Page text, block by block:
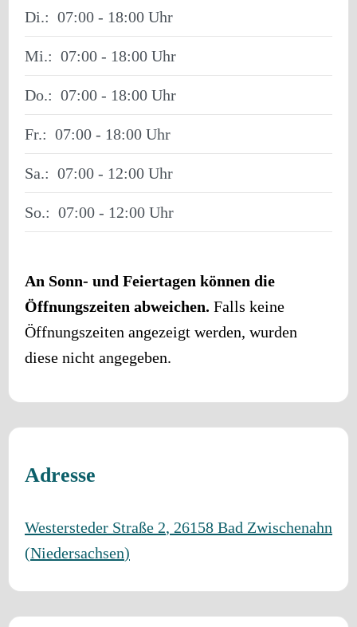
Di.: 07:00 - 18:00
Mi.: 07:00 - 18:00
Do.: 07:00 - 18:00
Fr.: 07:00 - 18:00
Sa.: 07:00 - 12:00
So.: 07:00 - 12:00
An Sonn- und Feiertagen können die
Öffnungszeiten abweichen. Falls keine
Öffnungszeiten angezeigt werden, wurden
diese nicht angegeben.
Adresse
Westersteder Straße 2, 26158 Bad Zwischenahn
(Niedersachsen)